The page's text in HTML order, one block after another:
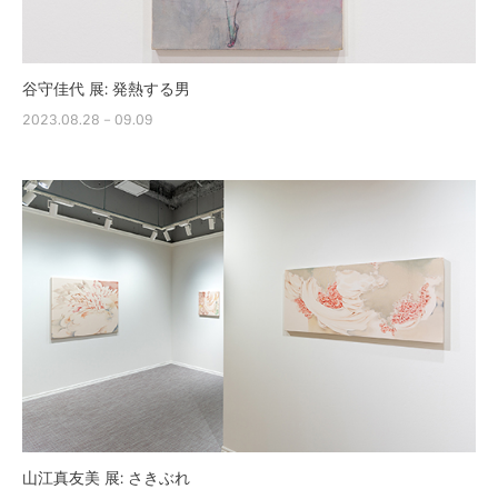
谷守佳代 展: 発熱する男
2023.08.28 – 09.09
山江真友美 展: さきぶれ